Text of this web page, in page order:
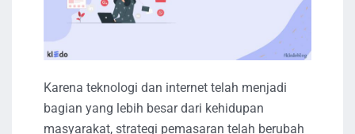
Karena teknologi dan internet telah menjadi
bagian yang lebih besar dari kehidupan
masyarakat, strategi pemasaran telah berubah